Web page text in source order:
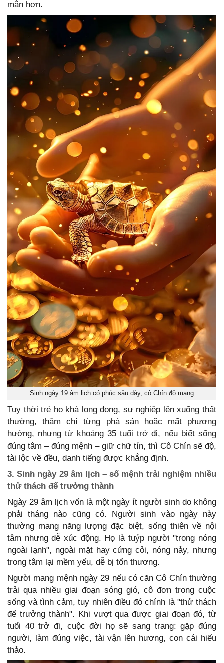
mắn hơn.
Sinh ngày 19 âm lịch có phúc sâu dày, cô Chín độ mạng
Tuy thời trẻ họ khá long đong, sự nghiệp lên xuống thất
thường, thậm chí từng phá sản hoặc mất phương
hướng, nhưng từ khoảng 35 tuổi trở đi, nếu biết sống
đúng tâm – đúng mệnh – giữ chữ tín, thì Cô Chín sẽ độ,
tài lộc về đều, danh tiếng được khẳng định.
3. Sinh ngày 29 âm lịch – số mệnh trải nghiệm nhiều
thử thách để trưởng thành
Ngày 29 âm lịch vốn là một ngày ít người sinh do không
phải tháng nào cũng có. Người sinh vào ngày này
thường mang năng lượng đặc biệt, sống thiên về nội
tâm nhưng dễ xúc động. Họ là tuýp người "trong nóng
ngoài lạnh", ngoài mặt hay cứng cỏi, nóng nảy, nhưng
trong tâm lại mềm yếu, dễ bị tổn thương.
Người mang mệnh ngày 29 nếu có căn Cô Chín thường
trải qua nhiều giai đoạn sóng gió, cô đơn trong cuộc
sống và tình cảm, tuy nhiên điều đó chính là "thử thách
để trưởng thành". Khi vượt qua được giai đoạn đó, từ
tuổi 40 trở đi, cuộc đời họ sẽ sang trang: gặp đúng
người, làm đúng việc, tài vận lên hương, con cái hiếu
thảo.